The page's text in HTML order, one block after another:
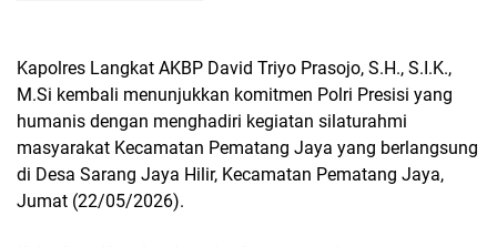
Kapolres Langkat AKBP David Triyo Prasojo, S.H., S.I.K.,
M.Si kembali menunjukkan komitmen Polri Presisi yang
humanis dengan menghadiri kegiatan silaturahmi
masyarakat Kecamatan Pematang Jaya yang berlangsung
di Desa Sarang Jaya Hilir, Kecamatan Pematang Jaya,
Jumat (22/05/2026).